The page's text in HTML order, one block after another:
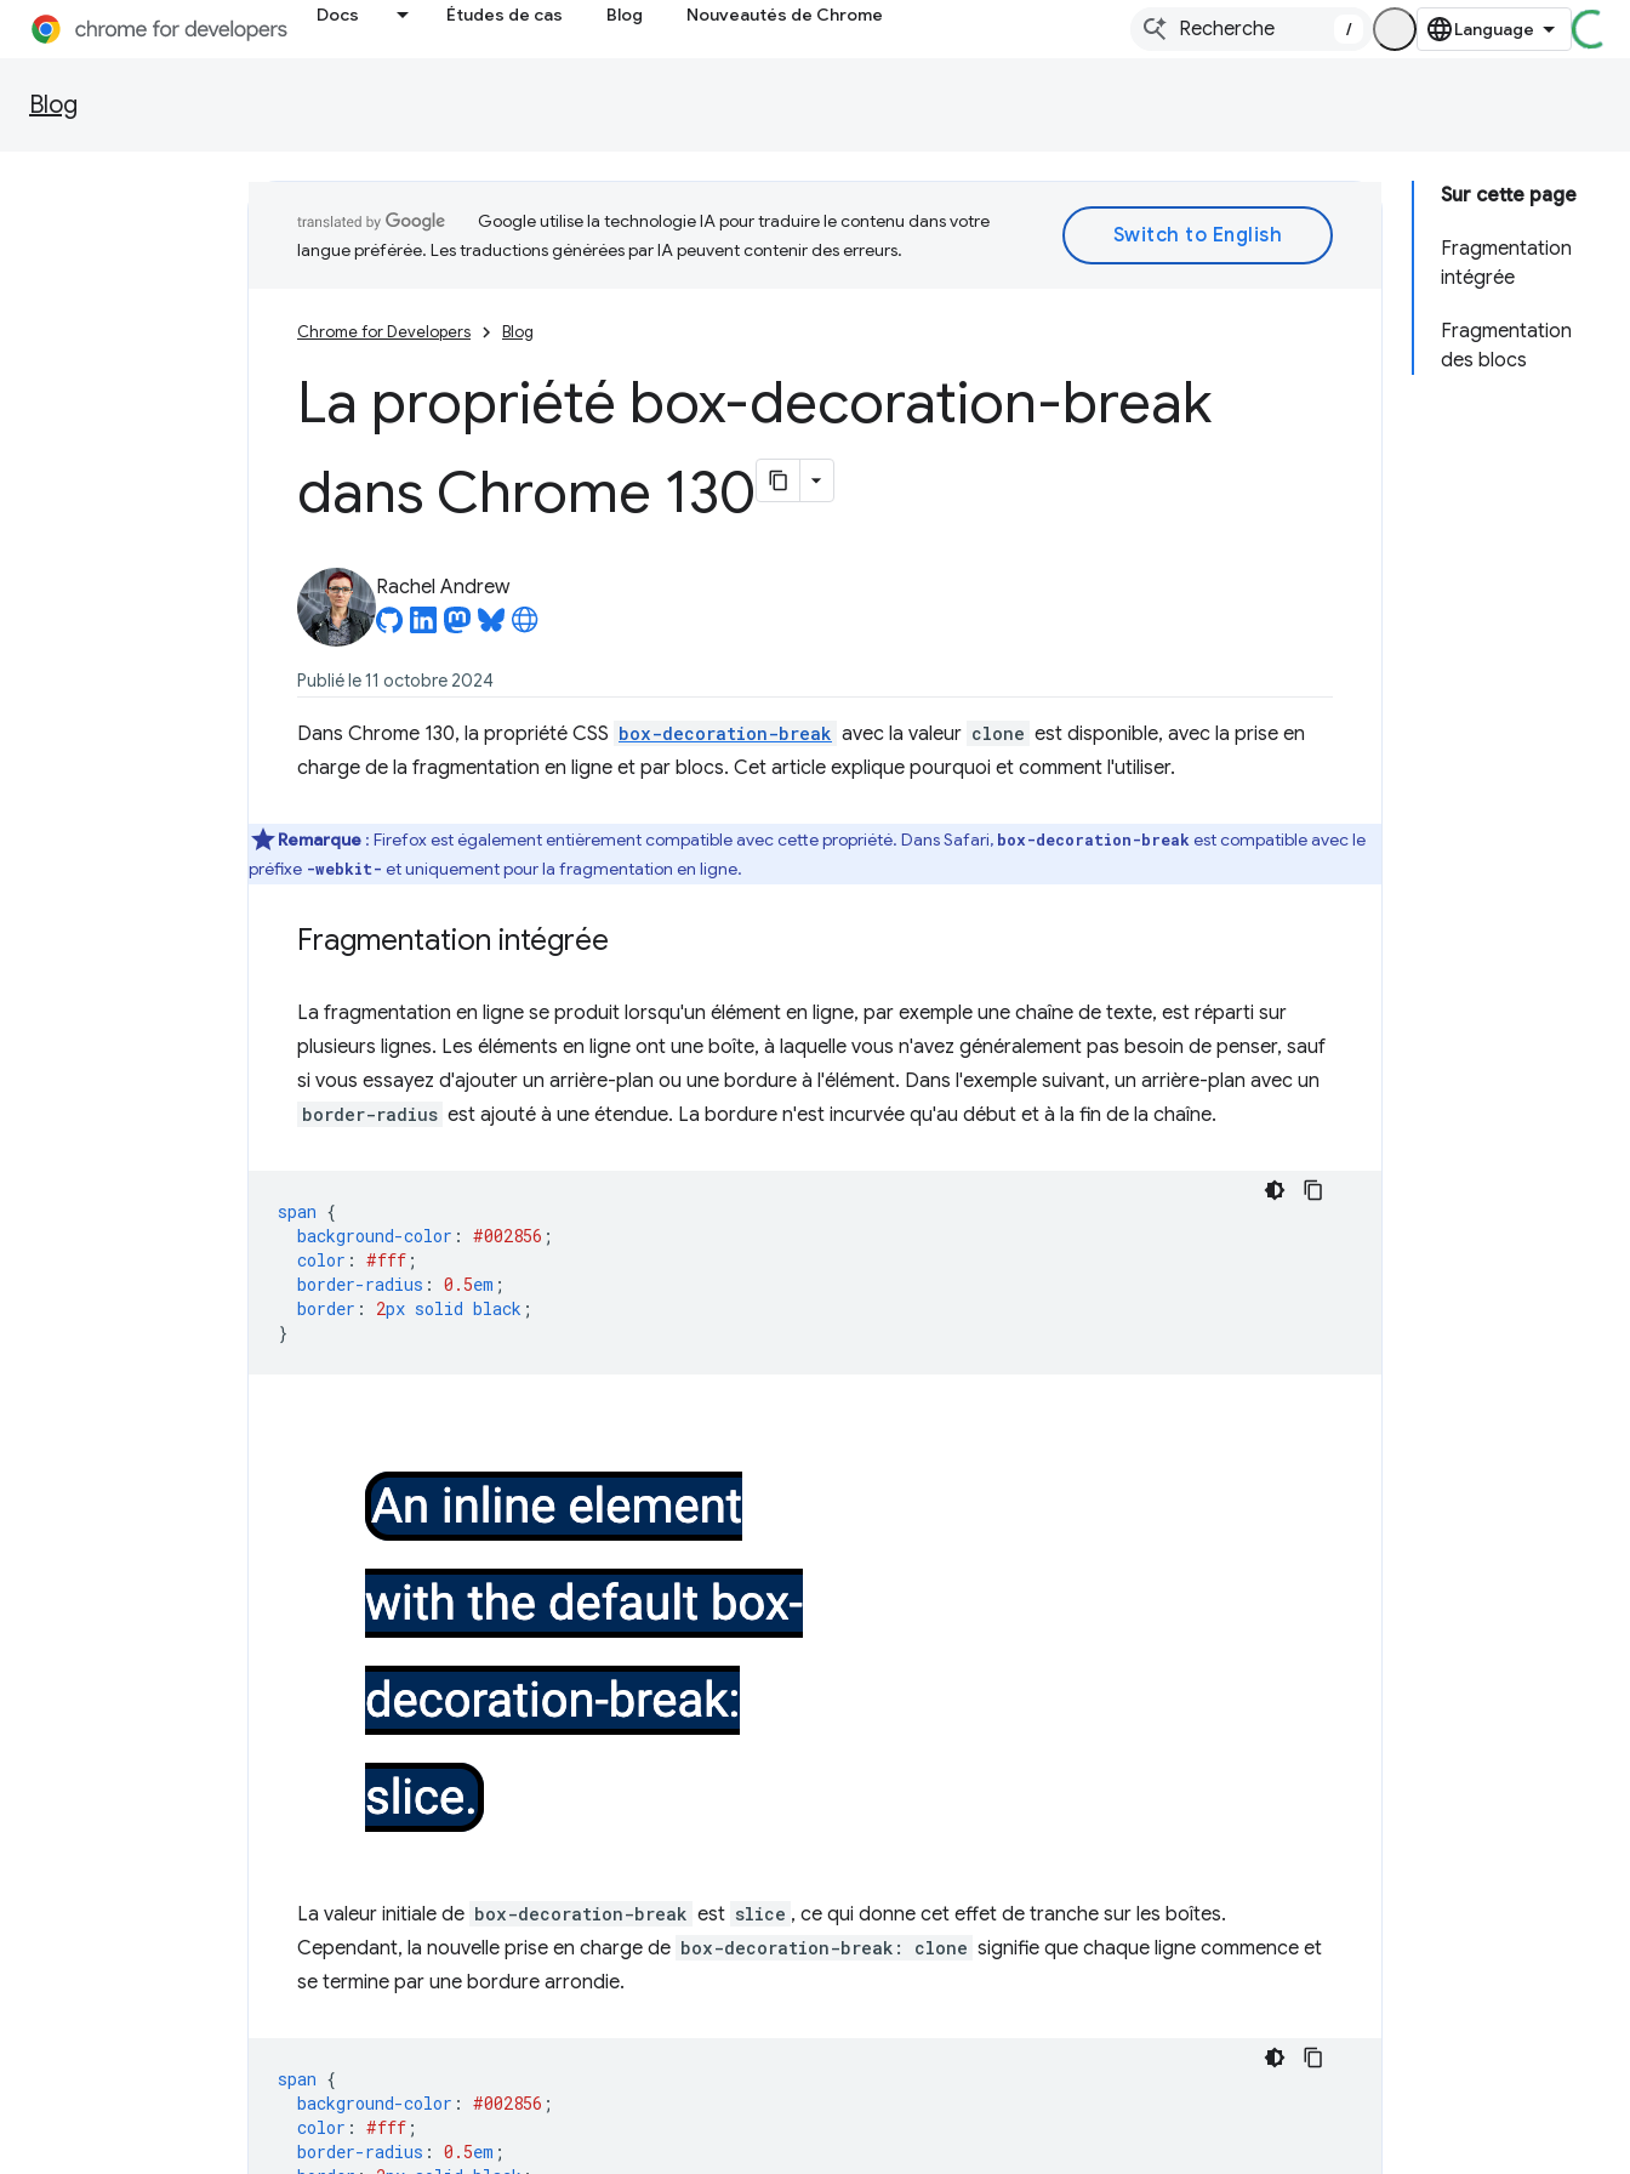
Docs Études de cas Blog Nouveautés de Chrome
/
Blog
Sur cette page
Fragmentation
intégrée
Fragmentation
des blocs
Google utilise la technologie IA pour traduire le contenu dans votre
langue préférée. Les traductions générées par IA peuvent contenir des erreurs.
Chrome for Developers Blog
La propriété box-decoration-break
dans Chrome 130
Rachel Andrew
Publié le 11 octobre 2024
Dans Chrome 130, la propriété CSS box-decoration-break avec la valeur clone est disponible, avec la prise en
charge de la fragmentation en ligne et par blocs. Cet article explique pourquoi et comment l'utiliser.
Remarque : Firefox est également entièrement compatible avec cette propriété. Dans Safari, box-decoration-break est compatible avec le
préfixe -webkit- et uniquement pour la fragmentation en ligne.
Fragmentation intégrée
La fragmentation en ligne se produit lorsqu'un élément en ligne, par exemple une chaîne de texte, est réparti sur
plusieurs lignes. Les éléments en ligne ont une boîte, à laquelle vous n'avez généralement pas besoin de penser, sauf
si vous essayez d'ajouter un arrière-plan ou une bordure à l'élément. Dans l'exemple suivant, un arrière-plan avec un
border-radius est ajouté à une étendue. La bordure n'est incurvée qu'au début et à la fin de la chaîne.
span {
background-color : #002856 ;
color : #fff ;
border-radius : 0.5em ;
border : 2px solid black ;
}
La valeur initiale de box-decoration-break est slice , ce qui donne cet effet de tranche sur les boîtes.
Cependant, la nouvelle prise en charge de box-decoration-break: clone signifie que chaque ligne commence et
se termine par une bordure arrondie.
span {
background-color : #002856 ;
color : #fff ;
border-radius : 0.5em ;